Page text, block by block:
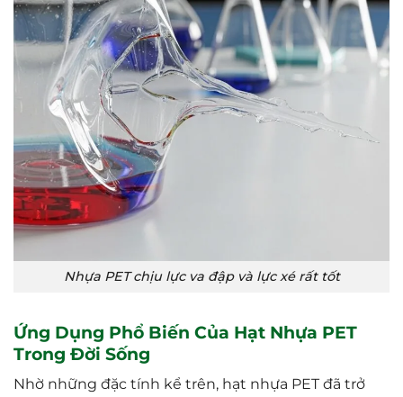
Nhựa PET chịu lực va đập và lực xé rất tốt
Ứng Dụng Phổ Biến Của Hạt Nhựa PET
Trong Đời Sống
Nhờ những đặc tính kể trên, hạt nhựa PET đã trở